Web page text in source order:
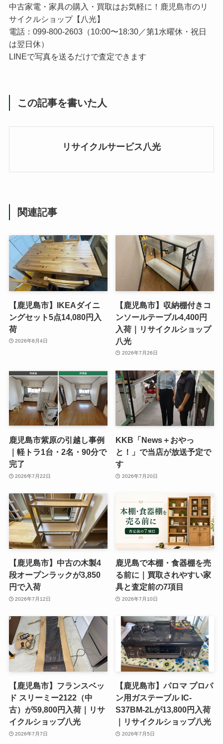
中古家電・家具の購入・買取はお気軽に！鹿児島市のリ
サイクルショップ【八光】
電話：099-800-2603（10:00〜18:30／第1水曜休・祝日
は翌日休）
LINEで写真を送るだけで査定できます
この記事を書いた人
リサイクルサービス八光
関連記事
【鹿児島市】IKEAダイニ
ングセット5点14,080円入
荷
2026年8月4日
【鹿児島市】収納棚付きコ
ンソールテーブル4,400円
入荷｜リサイクルショップ
八光
2026年7月26日
鹿児島市紫原の引越し事例
｜軽トラ1台・2名・90分で
完了
2026年7月22日
KKB「News＋おやっ
と！」で当店が放送予定で
す
2026年7月20日
【鹿児島市】中古の木製4
段オープンラックが3,850
円で入荷
2026年7月12日
鹿児島で本棚・食器棚を売
る前に｜買取されやすい家
具と査定前の7項目
2026年7月10日
【鹿児島市】フランスベッ
ド スリーミー2122（中
古）が59,800円入荷｜リサ
イクルショップ八光
2026年7月7日
【鹿児島市】パロマ プロパ
ン用ガステーブル IC-
S37BM-2Lが13,800円入荷
｜リサイクルショップ八光
2026年7月5日